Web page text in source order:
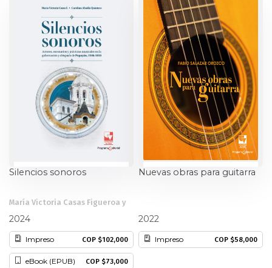
Ciencias
Ciencia política
Ciencias Sociales
Conflicto Armado
Construcción de paz
Diseño
Economía
Silencios sonoros
María Victoria Casas Figueroa y
2024
Impreso COP $102,000
eBook (EPUB) COP $73,000
Nuevas obras para guitarra
2022
Impreso COP $58,000